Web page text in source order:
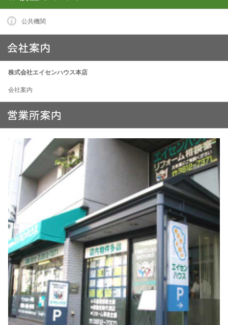
公共機関
株式会社エイセンハウス本店
会社案内